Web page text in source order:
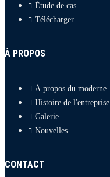
Étude de cas
Télécharger
À PROPOS
À propos du moderne
Histoire de l'entreprise
Galerie
Nouvelles
CONTACT